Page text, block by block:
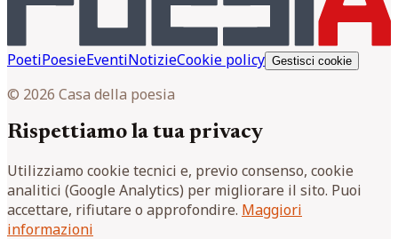
PoetiPoesieEventiNotizieCookie policy Gestisci cookie
© 2026 Casa della poesia
Rispettiamo la tua privacy
Utilizziamo cookie tecnici e, previo consenso, cookie
analitici (Google Analytics) per migliorare il sito. Puoi
accettare, rifiutare o approfondire. Maggiori
informazioni